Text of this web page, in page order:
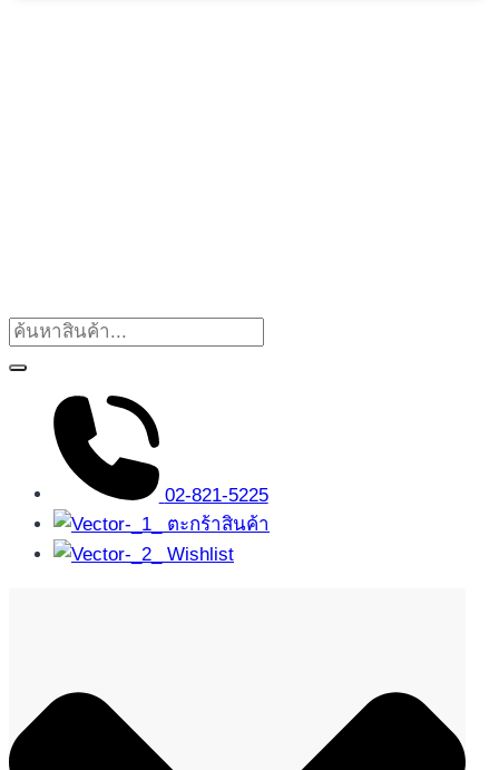
02-821-5225
ตะกร้าสินค้า
Wishlist